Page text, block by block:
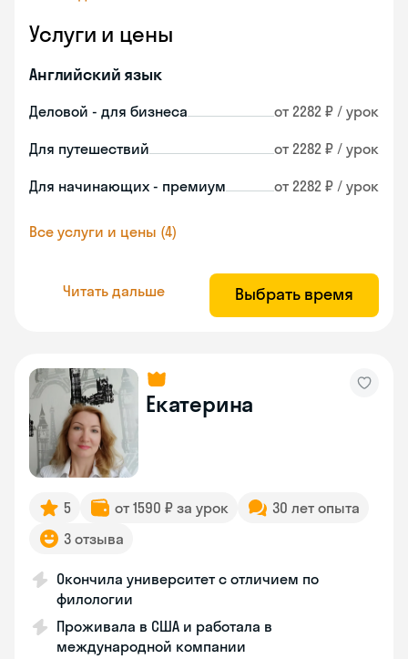
Услуги и цены
Английский язык
Деловой - для бизнеса от 2282 ₽ / урок
Для путешествий от 2282 ₽ / урок
Для начинающих - премиум от 2282 ₽ / урок
Все услуги и цены (4)
Читать дальше Выбрать время
Екатерина
5 от 1590 ₽ за урок
30 лет опыта
3 отзыва
Окончила университет с отличием по
филологии
Проживала в США и работала в
международной компании